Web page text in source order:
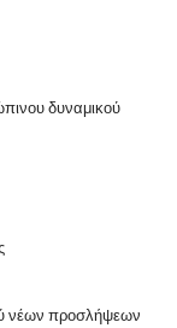
δυναμικού
νέων προσλήψεων